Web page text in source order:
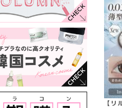
【